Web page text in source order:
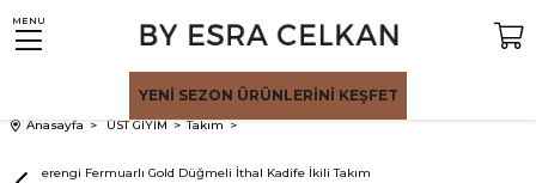
MENU
YENİ SEZON ÜRÜNLERİNİ KEŞFET
Anasayfa ÜST GİYİM Takım
Kahverengi Fermuarlı Gold Düğmeli İthal Kadife İkili Takım